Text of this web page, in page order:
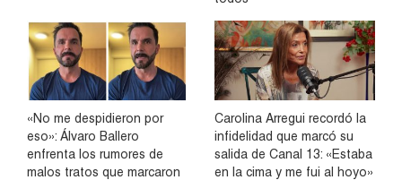
«No me despidieron por
eso»: Álvaro Ballero
enfrenta los rumores de
malos tratos que marcaron
Carolina Arregui recordó la
infidelidad que marcó su
salida de Canal 13: «Estaba
en la cima y me fui al hoyo»